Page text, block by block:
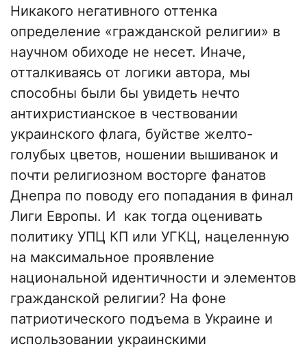
Никакого негативного оттенка
определение «гражданской религии» в
научном обиходе не несет. Иначе,
отталкиваясь от логики автора, мы
способны были бы увидеть нечто
антихристианское в чествовании
украинского флага, буйстве желто-
голубых цветов, ношении вышиванок и
почти религиозном восторге фанатов
Днепра по поводу его попадания в финал
Лиги Европы. И как тогда оценивать
политику УПЦ КП или УГКЦ, нацеленную
на максимальное проявление
национальной идентичности и элементов
гражданской религии? На фоне
патриотического подъема в Украине и
использовании украинскими